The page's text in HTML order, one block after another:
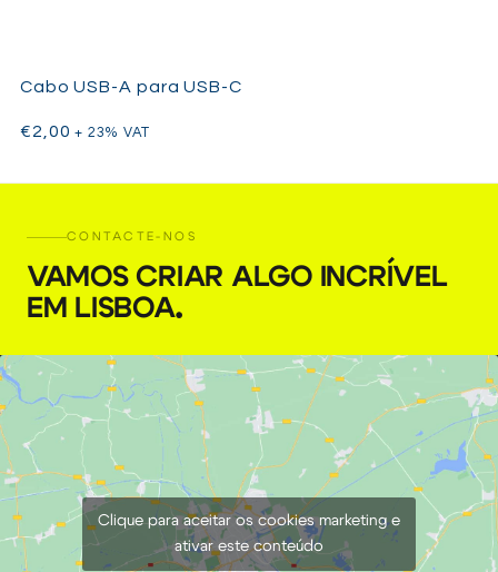
Cabo USB-A para USB-C
€2,00 + 23% VAT
CONTACTE-NOS
VAMOS CRIAR ALGO INCRÍVEL
EM LISBOA.
Clique para aceitar os cookies marketing e
ativar este conteúdo